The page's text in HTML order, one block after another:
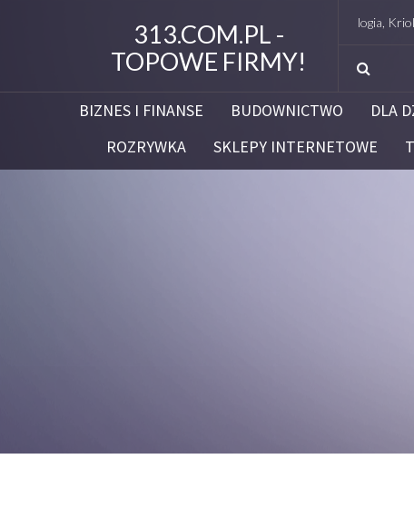
313.COM.PL -
TOPOWE FIRMY!
Studio Figura Białystok – Endermologia, Kriolipoliza
BIZNES I FINANSE BUDOWNICTWO DLA
ROZRYWKA
SKLEPY INTERNETOWE